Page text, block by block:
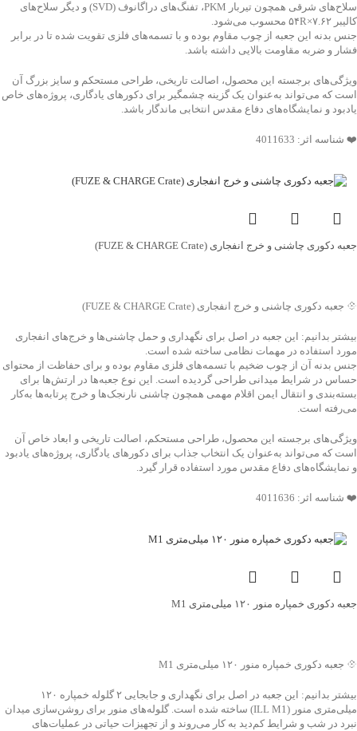
سلاح‌های شرقی همچون تیربار PKM، تفنگ‌های دراگانوف (SVD) و دیگر سلاح‌های
کالیبر ۷.۶۲×۵۴R محسوب می‌شود.
جنس بدنه این جعبه از چوب مقاوم بوده و با تسمه‌های فلزی تقویت شده تا در برابر
فشار و ضربه مقاومت بالایی داشته باشد.
ویژگی‌های برجسته این محصول، اصالت تاریخی، طراحی مستحکم و سایز بزرگ آن
است که می‌تواند به‌عنوان یک گزینه چشمگیر برای دکورهای یادگاری، پروژه‌های خاص
یادبود و نمایشگاه‌های دفاع مقدس انتخابی ماندگار باشد.
❤️ شناسه اثر: 4011633
جعبه دکوری چاشنی و خرج انفجاری (FUZE & CHARGE Crate)
💠 جعبه دکوری چاشنی و خرج انفجاری (FUZE & CHARGE Crate)
بیشتر بدانیم: این جعبه در اصل برای نگهداری و حمل چاشنی‌ها و خرج‌های انفجاری
مورد استفاده در مهمات نظامی ساخته شده است.
جنس بدنه آن از چوب ضخیم با تسمه‌های فلزی مقاوم بوده و برای حفاظت از محتوای
حساس در شرایط میدانی طراحی گردیده است. این نوع جعبه‌ها در ارتش‌ها برای
بسته‌بندی و انتقال ایمن اقلام مهمی همچون چاشنی نارنجک‌ها و خرج پرتابه‌ها به‌کار
می‌رفته است.
ویژگی‌های برجسته این محصول، طراحی مستحکم، اصالت تاریخی و ابعاد خاص آن
است که می‌تواند به‌عنوان یک انتخاب جذاب برای دکورهای یادگاری، پروژه‌های یادبود
و نمایشگاه‌های دفاع مقدس مورد استفاده قرار گیرد.
❤️ شناسه اثر: 4011636
جعبه دکوری خمپاره منور ۱۲۰ میلی‌متری M1
💠 جعبه دکوری خمپاره منور ۱۲۰ میلی‌متری M1
بیشتر بدانیم: این جعبه در اصل برای نگهداری و جابجایی ۲ گلوله خمپاره ۱۲۰
میلی‌متری منور (ILL M1) ساخته شده است. گلوله‌های منور برای روشن‌سازی میدان
نبرد در شب و شرایط کم‌دید به کار می‌روند و از تجهیزات حیاتی در عملیات‌های